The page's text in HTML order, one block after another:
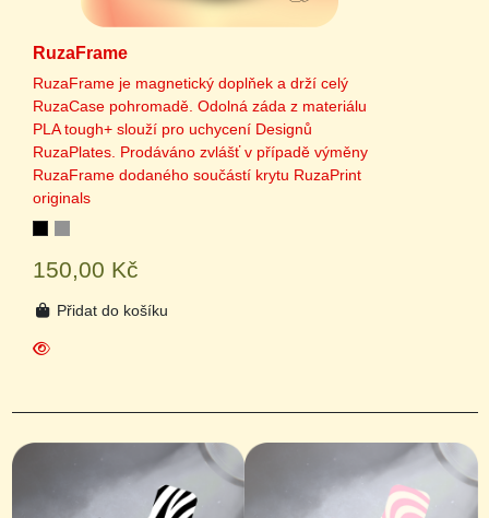
RuzaFrame
RuzaFrame je magnetický doplňek a drží celý
RuzaCase pohromadě. Odolná záda z materiálu
PLA tough+ slouží pro uchycení Designů
RuzaPlates. Prodáváno zvlášť v případě výměny
RuzaFrame dodaného součástí krytu RuzaPrint
originals
150,00 Kč
Přidat do košíku